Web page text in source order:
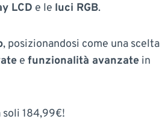
LCD e le luci RGB.
, posizionandosi come una scelta
e funzionalità avanzate in
soli 184,99€!